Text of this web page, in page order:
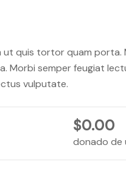
ut quis tortor quam
semper feugiat
vulputate.
$0.00
donado de